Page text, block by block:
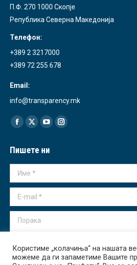
П.Ф. 270 1000 Скопје
Република Северна Македонија
Телефон:
+389 2 3217000
+389 72 255 678
Email:
info@transparency.mk
Find us on:
Facebook
opens
in
new
X
opens
in
YouTube
opens
in
Instagram
in
Пишете ни
Име *
E-mail *
Порака
Користиме „колачиња“ на нашата
можеме да ги запаметиме Вашите